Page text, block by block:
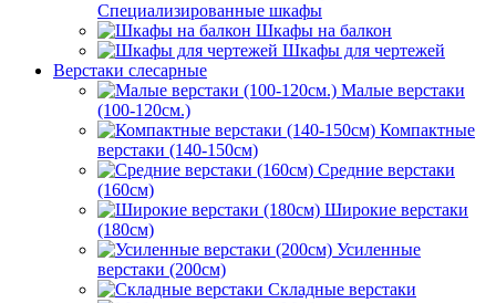
Специализированные шкафы
Шкафы на балкон
Шкафы для чертежей
Верстаки слесарные
Малые верстаки
(100-120см.)
Компактные
верстаки (140-150см)
Средние верстаки
(160см)
Широкие верстаки
(180см)
Усиленные
верстаки (200см)
Складные верстаки